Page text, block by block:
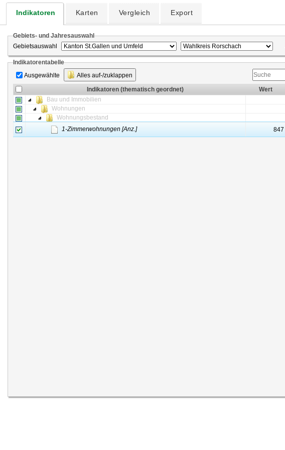
Indikatoren Karten Vergleich Export
Gebiets- und Jahresauswahl
Gebietsauswahl
Indikatorentabelle
Ausgewählte
Alles auf-/zuklappen
Indikatoren (thematisch geordnet) Wert
Bau und Immobilien
Wohnungen
Wohnungsbestand
1-Zimmerwohnungen [Anz.]
847